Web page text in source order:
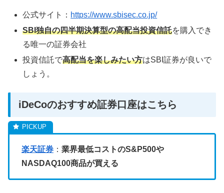
公式サイト： https://www.sbisec.co.jp/
SBI独自の四半期決算型の高配当投資信託を購入でき
る唯一の証券会社
投資信託で高配当を楽しみたい方はSBI証券が良いで
しょう。
iDeCoのおすすめ証券口座はこちら
楽天証券 ： 業界最低コストのS&P500や
NASDAQ100商品が買える